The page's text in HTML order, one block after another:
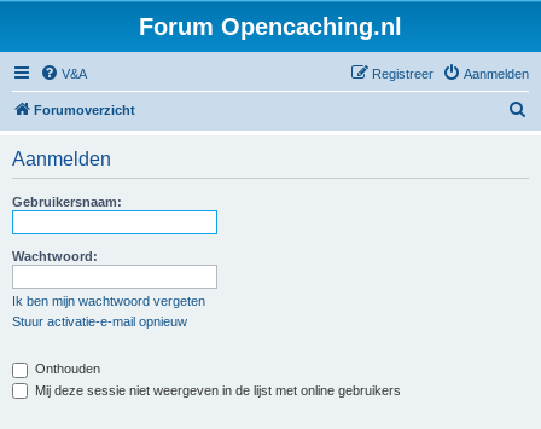
Forum Opencaching.nl
V&A Aanmelden
Registreer
Forumoverzicht
Aanmelden
Gebruikersnaam:
Wachtwoord:
Ik ben mijn wachtwoord vergeten
Stuur activatie-e-mail opnieuw
Onthouden
Mij deze sessie niet weergeven in de lijst met online gebruikers